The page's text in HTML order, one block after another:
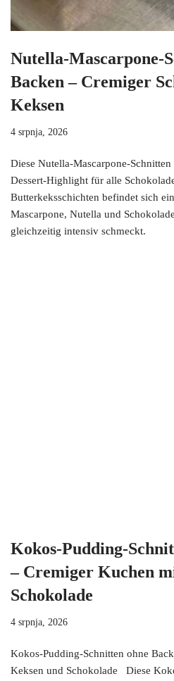
Nutella-Mascarpone-
Backen – Cremiger
Keksen
4 srpnja, 2026
Diese Nutella-Mascarpone-
Dessert-Highlight für alle
Butterkeksschichten befindet sich
Mascarpone, Nutella und
gleichzeitig intensiv schmeckt.
Kokos-Pudding-
– Cremiger Kuchen
Schokolade
4 srpnja, 2026
Kokos-Pudding-Schnitten ohne
Keksen und Schokolade Diese